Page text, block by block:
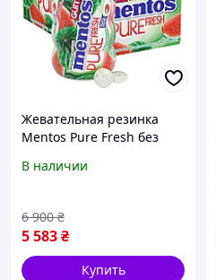
Жевательная резинка
Mentos Pure Fresh без
упаковок по 50 шт в
В наличии
5 583₴
6 900 ₴
Купить